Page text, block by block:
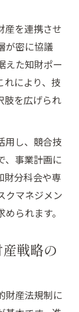
位のつく
戦略の実
の極意と
産を連携させ
が密に協議
えた知財ポー
れにより、技
肢を広げられ
用し、競合技
、事業計画に
財分科会や専
クマネジメン
られます。
戦略の
財産法規制に